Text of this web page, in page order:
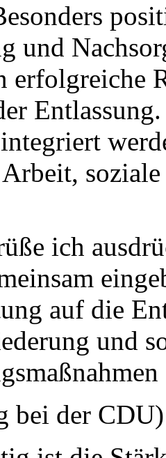
und
erfolgreiche
ich
auf die
und
bei der CDU)